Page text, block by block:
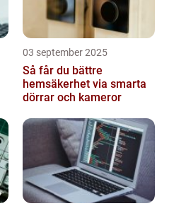
03 september 2025
Så får du bättre
hemsäkerhet via smarta
dörrar och kameror